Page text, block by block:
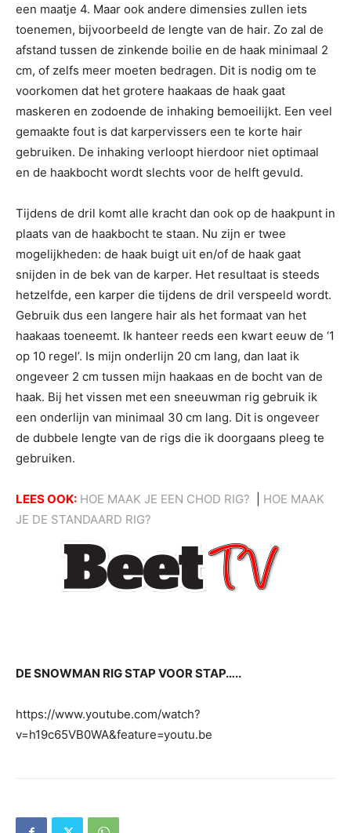
een maatje 4. Maar ook andere dimensies zullen iets
toenemen, bijvoorbeeld de lengte van de hair. Zo zal de
afstand tussen de zinkende boilie en de haak minimaal 2
cm, of zelfs meer moeten bedragen. Dit is nodig om te
voorkomen dat het grotere haakaas de haak gaat
maskeren en zodoende de inhaking bemoeilijkt. Een veel
gemaakte fout is dat karpervissers een te korte hair
gebruiken. De inhaking verloopt hierdoor niet optimaal
en de haakbocht wordt slechts voor de helft gevuld.
Tijdens de dril komt alle kracht dan ook op de haakpunt in
plaats van de haakbocht te staan. Nu zijn er twee
mogelijkheden: de haak buigt uit en/of de haak gaat
snijden in de bek van de karper. Het resultaat is steeds
hetzelfde, een karper die tijdens de dril verspeeld wordt.
Gebruik dus een langere hair als het formaat van het
haakaas toeneemt. Ik hanteer reeds een kwart eeuw de ‘1
op 10 regel’. Is mijn onderlijn 20 cm lang, dan laat ik
ongeveer 2 cm tussen mijn haakaas en de bocht van de
haak. Bij het vissen met een sneeuwman rig gebruik ik
een onderlijn van minimaal 30 cm lang. Dit is ongeveer
de dubbele lengte van de rigs die ik doorgaans pleeg te
gebruiken.
LEES OOK: HOE MAAK JE EEN CHOD RIG?
HOE MAAK
JE DE STANDAARD RIG?
DE SNOWMAN RIG STAP VOOR STAP…..
https://www.youtube.com/watch?
v=h19c65VB0WA&feature=youtu.be